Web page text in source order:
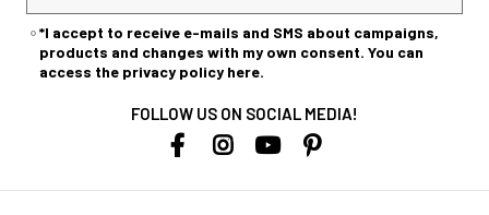
*I accept to receive e-mails and SMS about campaigns,
products and changes with my own consent. You can
access the privacy policy here.
FOLLOW US ON SOCIAL MEDIA!